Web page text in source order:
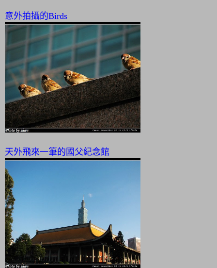
意外拍攝的Birds
天外飛來一筆的國父紀念館